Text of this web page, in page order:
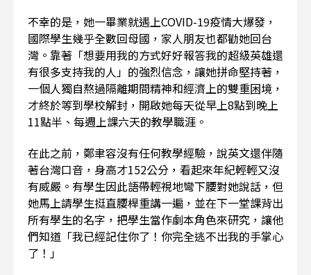
不幸的是，她一畢業就遇上COVID-19疫情大爆發，
國際學生幾乎全數回母國，家人朋友也都勸她回台
灣。靠著「想要用我的方式好好報答我的超級英雄還
有很多支持我的人」的強烈信念，讓她拼命堅持著，
一個人獨自熬過隔離期間精神和經濟上的雙重困境，
才終於等到學校解封，開啟她每天從早上8點到晚上
11點半、每週上課六天的教學職涯。
在此之前，鄭聿容沒有任何教學經驗，說英文還伴隨
著台灣口音，身高才152公分，看起來年紀輕輕又沒
有威嚴。有學生因此語帶輕視地彎下腰對她說話，但
她馬上請學生挺直腰桿重講一遍，並在下一堂課背出
所有學生的名字，把學生當作劇本角色來研究，讓他
們知道「我已經記住你了！你完全逃不出我的手掌心
了！」